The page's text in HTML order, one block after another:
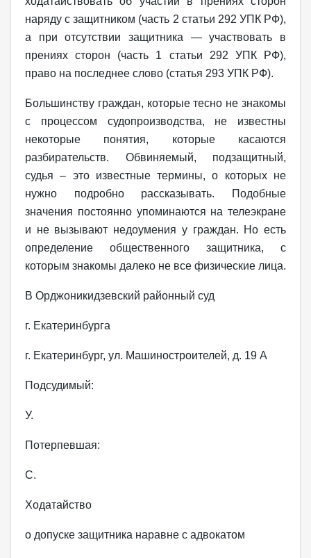
наряду с защитником (часть 2 статьи 292 УПК РФ),
а при отсутствии защитника — участвовать в
прениях сторон (часть 1 статьи 292 УПК РФ),
право на последнее слово (статья 293 УПК РФ).
Большинству граждан, которые тесно не знакомы
с процессом судопроизводства, не известны
некоторые понятия, которые касаются
разбирательств. Обвиняемый, подзащитный,
судья – это известные термины, о которых не
нужно подробно рассказывать. Подобные
значения постоянно упоминаются на телеэкране
и не вызывают недоумения у граждан. Но есть
определение общественного защитника, с
которым знакомы далеко не все физические лица.
В Орджоникидзевский районный суд
г. Екатеринбурга
г. Екатеринбург, ул. Машиностроителей, д. 19 А
Подсудимый:
У.
Потерпевшая:
С.
Ходатайство
о допуске защитника наравне с адвокатом